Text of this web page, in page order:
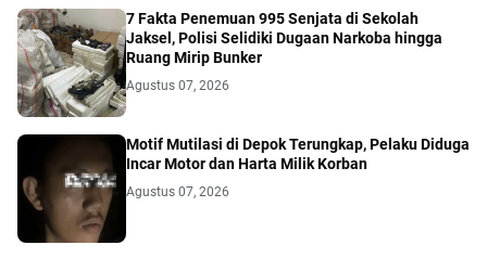
7 Fakta Penemuan 995 Senjata di Sekolah
Jaksel, Polisi Selidiki Dugaan Narkoba hingga
Ruang Mirip Bunker
Agustus 07, 2026
Motif Mutilasi di Depok Terungkap, Pelaku Diduga
Incar Motor dan Harta Milik Korban
Agustus 07, 2026